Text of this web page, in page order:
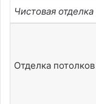
Чистовая отделка
Отделка потолков